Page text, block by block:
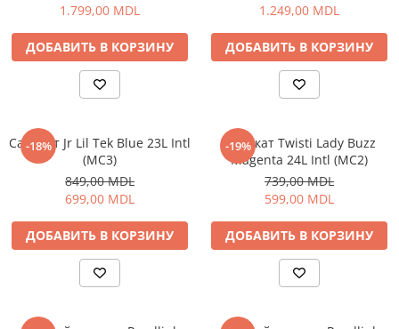
Обогреватели
Очистители и увлажнители
Блендеры
Кофеварки
Микроволновые печи
Фритюрницы
Хлебопечки
Электрические печи
1.799,00 MDL
ДОБАВИТЬ В КОРЗИНУ
1.249,00 MDL
ДОБАВИТЬ В КОРЗИНУ
-18%
Самокат Jr Lil Tek Blue 23L Intl
(MC3)
849,00 MDL
699,00 MDL
ДОБАВИТЬ В КОРЗИНУ
-19%
Самокат Twisti Lady Buzz
Magenta 24L Intl (MC2)
739,00 MDL
599,00 MDL
ДОБАВИТЬ В КОРЗИНУ